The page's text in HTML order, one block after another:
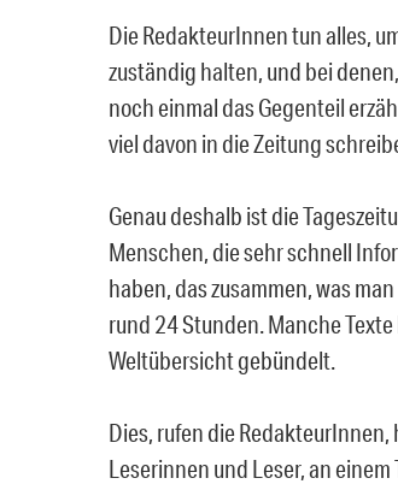
Die RedakteurInnen tun alles,
zuständig halten, und bei
noch einmal das Gegenteil
viel davon in die Zeitung
Genau deshalb ist die
Menschen, die sehr schnell
haben, das zusammen, was
rund 24 Stunden. Manche
Weltübersicht gebündelt.
Dies, rufen die
Leserinnen und Leser, an